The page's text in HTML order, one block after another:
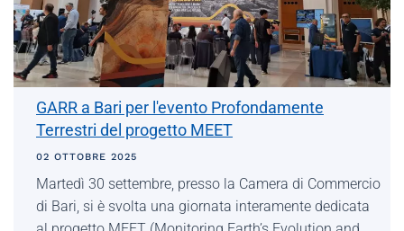
GARR a Bari per l'evento Profondamente
Terrestri del progetto MEET
02 OTTOBRE 2025
Martedì 30 settembre, presso la Camera di Commercio
di Bari, si è svolta una giornata interamente dedicata